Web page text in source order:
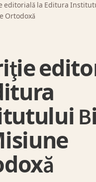
editorială la Editura
Ortodoxă